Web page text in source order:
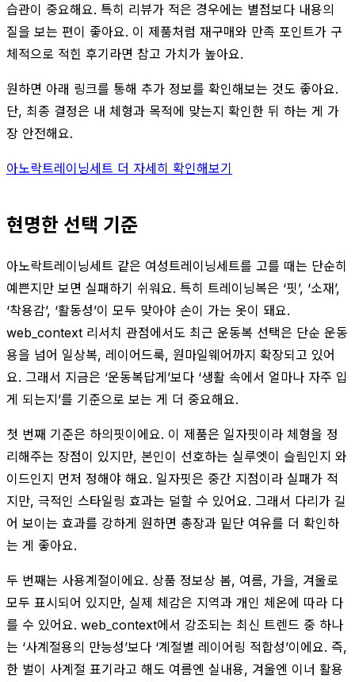
습관이 중요해요. 특히 리뷰가 적은 경우에는 별점보다 내용의
질을 보는 편이 좋아요. 이 제품처럼 재구매와 만족 포인트가 구
체적으로 적힌 후기라면 참고 가치가 높아요.
원하면 아래 링크를 통해 추가 정보를 확인해보는 것도 좋아요.
단, 최종 결정은 내 체형과 목적에 맞는지 확인한 뒤 하는 게 가
장 안전해요.
아노락트레이닝세트 더 자세히 확인해보기
현명한 선택 기준
아노락트레이닝세트 같은 여성트레이닝세트를 고를 때는 단순히
예쁜지만 보면 실패하기 쉬워요. 특히 트레이닝복은 ‘핏’, ‘소재’,
‘착용감’, ‘활동성’이 모두 맞아야 손이 가는 옷이 돼요.
web_context 리서치 관점에서도 최근 운동복 선택은 단순 운동
용을 넘어 일상복, 레이어드룩, 원마일웨어까지 확장되고 있어
요. 그래서 지금은 ‘운동복답게’보다 ‘생활 속에서 얼마나 자주 입
게 되는지’를 기준으로 보는 게 더 중요해요.
첫 번째 기준은 하의핏이에요. 이 제품은 일자핏이라 체형을 정
리해주는 장점이 있지만, 본인이 선호하는 실루엣이 슬림인지 와
이드인지 먼저 정해야 해요. 일자핏은 중간 지점이라 실패가 적
지만, 극적인 스타일링 효과는 덜할 수 있어요. 그래서 다리가 길
어 보이는 효과를 강하게 원하면 총장과 밑단 여유를 더 확인하
는 게 좋아요.
두 번째는 사용계절이에요. 상품 정보상 봄, 여름, 가을, 겨울로
모두 표시되어 있지만, 실제 체감은 지역과 개인 체온에 따라 다
를 수 있어요. web_context에서 강조되는 최신 트렌드 중 하나
는 ‘사계절용의 만능성’보다 ‘계절별 레이어링 적합성’이에요. 즉,
한 벌이 사계절 표기라고 해도 여름엔 실내용, 겨울엔 이너 활용